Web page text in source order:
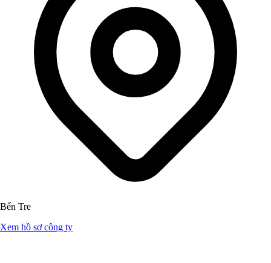
Bến Tre
Xem hồ sơ công ty